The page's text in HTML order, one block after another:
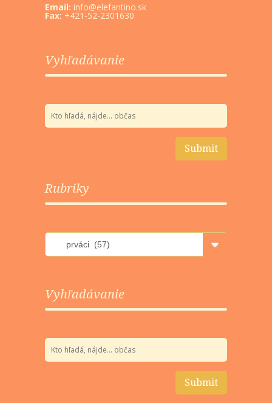
Email: info@elefantino.sk
Fax: +421-52-2301630
Vyhľadávanie
Rubriky
Rubriky
Vyhľadávanie